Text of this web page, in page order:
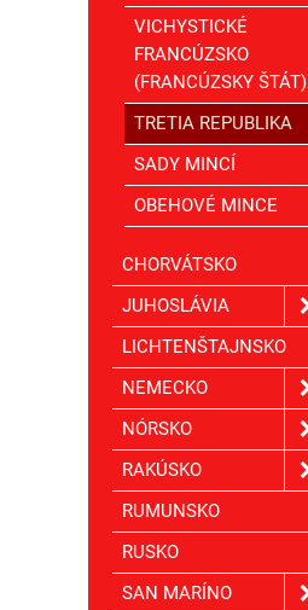
VICHYSTICKÉ
FRANCÚZSKO
(FRANCÚZSKY ŠTÁT)
TRETIA REPUBLIKA
SADY MINCÍ
OBEHOVÉ MINCE
CHORVÁTSKO
JUHOSLÁVIA
LICHTENŠTAJNSKO
NEMECKO
NÓRSKO
RAKÚSKO
RUMUNSKO
RUSKO
SAN MARÍNO